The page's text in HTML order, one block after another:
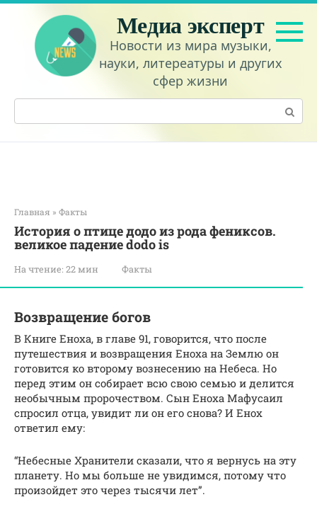
Перейти
контенту
Медиа эксперт
Новости из мира музыки,
науки, литереатуры и других
сфер жизни
Поиск:
Главная » Факты
История о птице додо из рода фениксов.
великое падение dodo is
На чтение: 22 мин Факты
Возвращение богов
В Книге Еноха, в главе 91, говорится, что после
путешествия и возвращения Еноха на Землю он
готовится ко второму вознесению на Небеса. Но
перед этим он собирает всю свою семью и делится
необычным пророчеством. Сын Еноха Мафусаил
спросил отца, увидит ли он его снова? И Енох
ответил ему:
“Небесные Хранители сказали, что я вернусь на эту
планету. Но мы больше не увидимся, потому что
произойдет это через тысячи лет”.